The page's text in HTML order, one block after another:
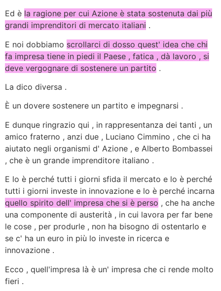
Ed è la ragione per cui Azione è stata sostenuta dai più
grandi imprenditori di mercato italiani .
E noi dobbiamo scrollarci di dosso quest' idea che chi
fa impresa tiene in piedi il Paese , fatica , dà lavoro , si
deve vergognare di sostenere un partito .
La dico diversa .
È un dovere sostenere un partito e impegnarsi .
E dunque ringrazio qui , in rappresentanza dei tanti , un
amico fraterno , anzi due , Luciano Cimmino , che ci ha
aiutato negli organismi d' Azione , e Alberto Bombassei
, che è un grande imprenditore italiano .
E lo è perché tutti i giorni sfida il mercato e lo è perché
tutti i giorni investe in innovazione e lo è perché incarna
quello spirito dell' impresa che si è perso , che ha anche
una componente di austerità , in cui lavora per far bene
le cose , per produrle , non ha bisogno di ostentarlo e
se c' ha un euro in più lo investe in ricerca e
innovazione .
Ecco , quell'impresa là è un' impresa che ci rende molto
fieri .